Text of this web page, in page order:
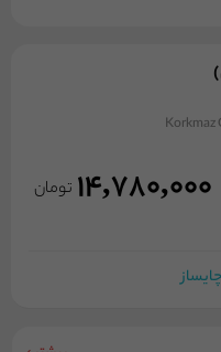
Korkmaz
14,780,000 تومان
چایساز